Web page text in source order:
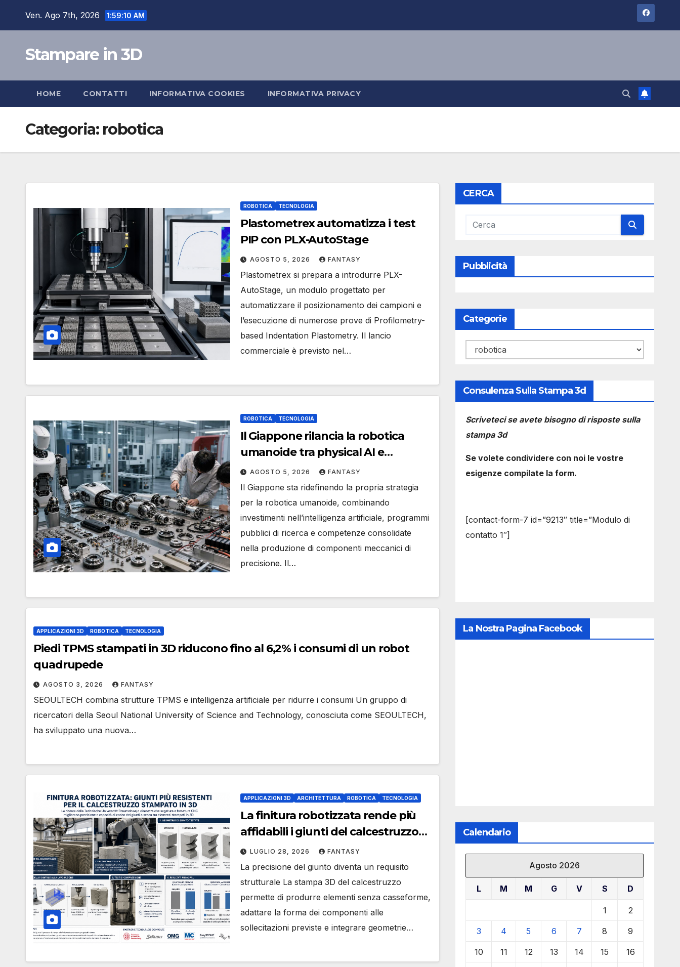
Ven. Ago 7th, 2026 1:59:12 AM
Stampare in 3D
HOME CONTATTI INFORMATIVA COOKIES INFORMATIVA PRIVACY
Categoria: robotica
ROBOTICA TECNOLOGIA
Plastometrex automatizza i test
PIP con PLX-AutoStage
AGOSTO 5, 2026 FANTASY
Plastometrex si prepara a introdurre PLX-
AutoStage, un modulo progettato per
automatizzare il posizionamento dei campioni e
l’esecuzione di numerose prove di Profilometry-
based Indentation Plastometry. Il lancio
commerciale è previsto nel…
ROBOTICA TECNOLOGIA
Il Giappone rilancia la robotica
umanoide tra physical AI e
manifattura avanzata
AGOSTO 5, 2026 FANTASY
Il Giappone sta ridefinendo la propria strategia
per la robotica umanoide, combinando
investimenti nell’intelligenza artificiale, programmi
pubblici di ricerca e competenze consolidate
nella produzione di componenti meccanici di
precisione. Il…
APPLICAZIONI 3D ROBOTICA TECNOLOGIA
Piedi TPMS stampati in 3D riducono fino al 6,2% i consumi di un robot
quadrupede
AGOSTO 3, 2026 FANTASY
SEOULTECH combina strutture TPMS e intelligenza artificiale per ridurre i consumi Un gruppo di
ricercatori della Seoul National University of Science and Technology, conosciuta come SEOULTECH,
ha sviluppato una nuova…
APPLICAZIONI 3D ARCHITETTURA ROBOTICA TECNOLOGIA
La finitura robotizzata rende più
affidabili i giunti del calcestruzzo
stampato in 3D
LUGLIO 28, 2026 FANTASY
La precisione del giunto diventa un requisito
strutturale La stampa 3D del calcestruzzo
permette di produrre elementi senza casseforme,
adattare la forma dei componenti alle
sollecitazioni previste e integrare geometrie…
CERCA
Pubblicità
Categorie
Categorie
Consulenza Sulla Stampa 3d
Scriveteci se avete bisogno di risposte sulla
stampa 3d
Se volete condividere con noi le vostre
esigenze compilate la form.
[contact-form-7 id=”9213″ title=”Modulo di
contatto 1″]
La Nostra Pagina Facebook
Calendario
Agosto 2026
L M M G V S D
1 2
3 4 5 6 7 8 9
10 11 12 13 14 15 16